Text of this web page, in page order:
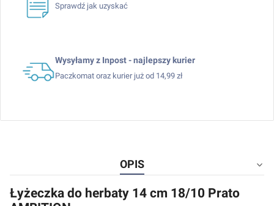
Sprawdź jak uzyskać
Wysyłamy z Inpost - najlepszy kurier
Paczkomat oraz kurier już od 14,99 zł
OPIS
Łyżeczka do herbaty 14 cm 18/10 Prato